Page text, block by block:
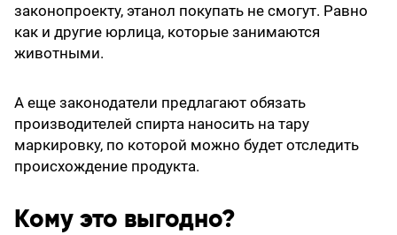
законопроекту, этанол покупать не смогут. Равно
как и другие юрлица, которые занимаются
животными.
А еще законодатели предлагают обязать
производителей спирта наносить на тару
маркировку, по которой можно будет отследить
происхождение продукта.
Кому это выгодно?